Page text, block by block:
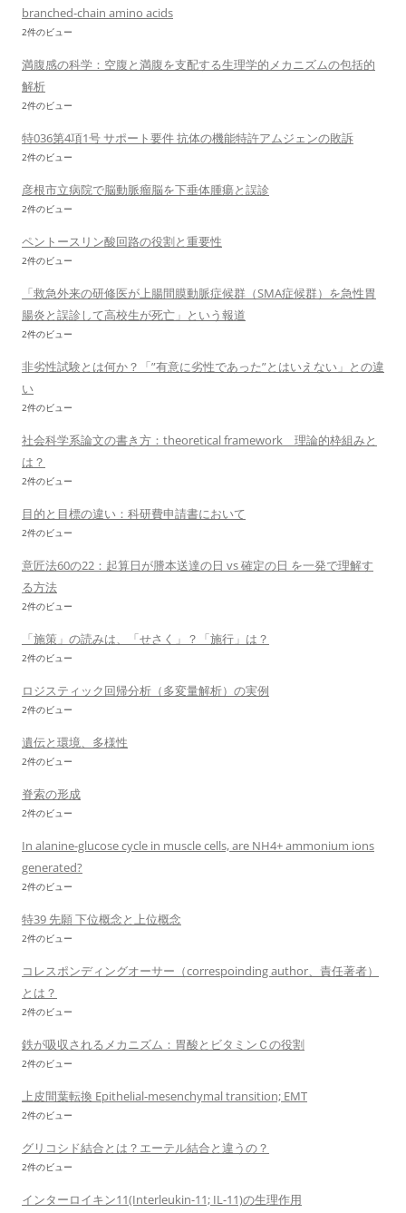
branched-chain amino acids
2件のビュー
満腹感の科学：空腹と満腹を支配する生理学的メカニズムの包括的
解析
2件のビュー
特036第4項1号 サポート要件 抗体の機能特許アムジェンの敗訴
2件のビュー
彦根市立病院で脳動脈瘤脳を下垂体腫瘍と誤診
2件のビュー
ペントースリン酸回路の役割と重要性
2件のビュー
「救急外来の研修医が上腸間膜動脈症候群（SMA症候群）を急性胃
腸炎と誤診して高校生が死亡」という報道
2件のビュー
非劣性試験とは何か？「”有意に劣性であった”とはいえない」との違
い
2件のビュー
社会科学系論文の書き方：theoretical framework 理論的枠組みと
は？
2件のビュー
目的と目標の違い：科研費申請書において
2件のビュー
意匠法60の22：起算日が謄本送達の日 vs 確定の日 を一発で理解す
る方法
2件のビュー
「施策」の読みは、「せさく」？「施行」は？
2件のビュー
ロジスティック回帰分析（多変量解析）の実例
2件のビュー
遺伝と環境、多様性
2件のビュー
脊索の形成
2件のビュー
In alanine-glucose cycle in muscle cells, are NH4+ ammonium ions
generated?
2件のビュー
特39 先願 下位概念と上位概念
2件のビュー
コレスポンディングオーサー（correspoinding author、責任著者）
とは？
2件のビュー
鉄が吸収されるメカニズム：胃酸とビタミンＣの役割
2件のビュー
上皮間葉転換 Epithelial-mesenchymal transition; EMT
2件のビュー
グリコシド結合とは？エーテル結合と違うの？
2件のビュー
インターロイキン11(Interleukin-11; IL-11)の生理作用